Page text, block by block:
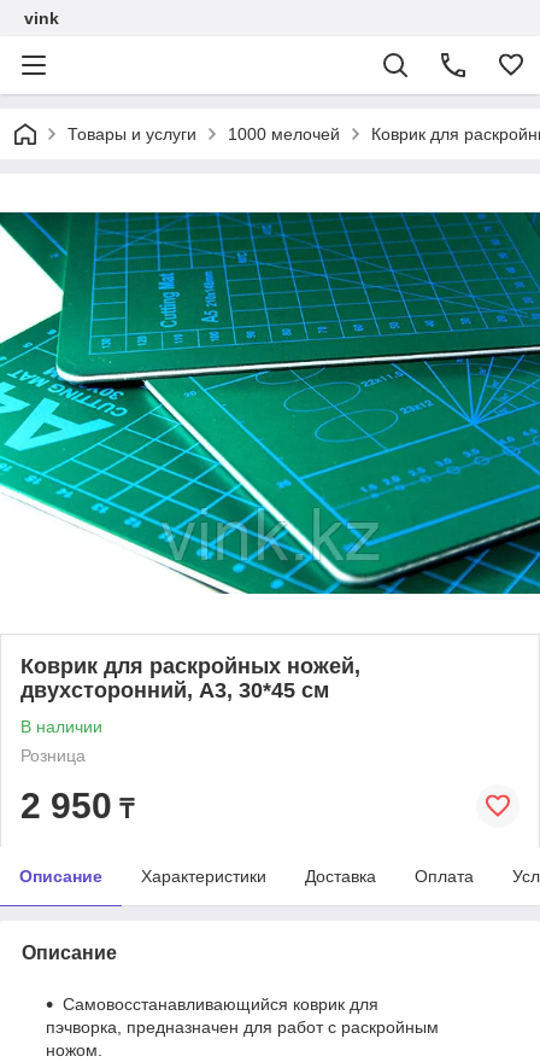
vink
Товары и услуги 1000 мелочей Коврик для
Коврик для раскройных ножей,
двухсторонний, А3, 30*45 см
В наличии
Розница
2 950 ₸
Описание Характеристики Доставка Оплата
Описание
Самовосстанавливающийся коврик для
пэчворка, предназначен для работ с раскройным
ножом.